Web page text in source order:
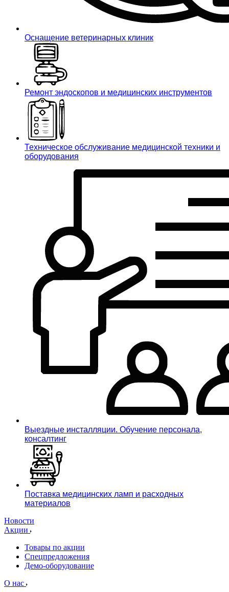
Оснащение ветеринарных клиник
Ремонт эндоскопов и медицинских инструментов
Техническое обслуживание медицинской техники и
оборудования
Выездные инсталляции. Обучение персонала,
консалтинг
Поставка медицинских ламп и расходных
материалов
Новости
Акции
Товары по акции
Спецпредложения
Демо-оборудование
О нас